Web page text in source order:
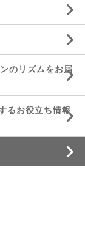
のリズムをお届
るお役立ち情報